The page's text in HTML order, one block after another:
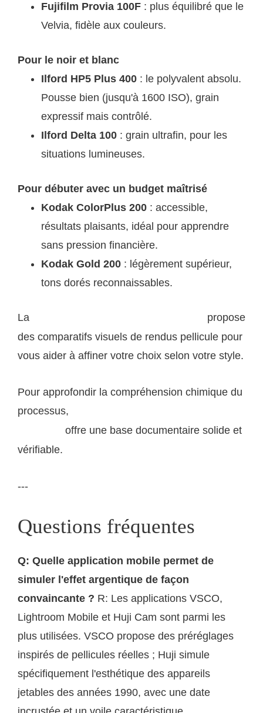
Fujifilm Provia 100F : plus équilibré que le
Velvia, fidèle aux couleurs.
Pour le noir et blanc
Ilford HP5 Plus 400 : le polyvalent absolu.
Pousse bien (jusqu'à 1600 ISO), grain
expressif mais contrôlé.
Ilford Delta 100 : grain ultrafin, pour les
situations lumineuses.
Pour débuter avec un budget maîtrisé
Kodak ColorPlus 200 : accessible,
résultats plaisants, idéal pour apprendre
sans pression financière.
Kodak Gold 200 : légèrement supérieur,
tons dorés reconnaissables.
La
propose
des comparatifs visuels de rendus pellicule pour
vous aider à affiner votre choix selon votre style.
Pour approfondir la compréhension chimique du
processus,
offre une base documentaire solide et
vérifiable.
---
Questions fréquentes
Q: Quelle application mobile permet de
simuler l'effet argentique de façon
convaincante ? R: Les applications VSCO,
Lightroom Mobile et Huji Cam sont parmi les
plus utilisées. VSCO propose des préréglages
inspirés de pellicules réelles ; Huji simule
spécifiquement l'esthétique des appareils
jetables des années 1990, avec une date